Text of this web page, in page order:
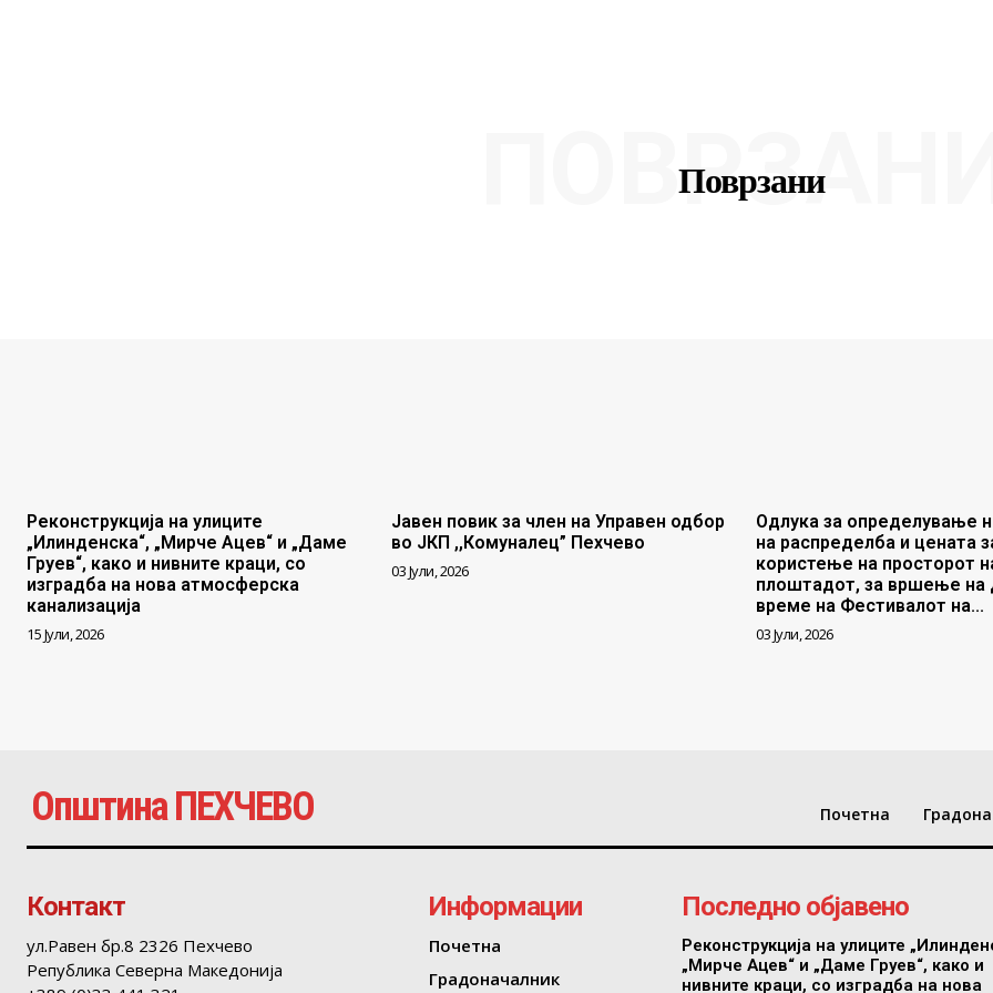
Поврзани
Реконструкција на улиците
„Илинденска“, „Мирче Ацев“ и „Даме
Груев“, како и нивните краци, со
изградба на нова атмосферска
канализација
15 Јули, 2026
Јавен повик за член на Управен одбор
во ЈКП ,,Комуналец” Пехчево
03 Јули, 2026
Одлука за определување
на распределба и цената
користење на просторот
плоштадот, за вршење на
време на Фестивалот на...
03 Јули, 2026
Општина ПЕХЧЕВО Почетна
Контакт
ул.Равен бр.8 2326 Пехчево
Република Северна Македонија
Информации
Почетна
Градоначалник
Последно објавено
Реконструкција на улиците
„Мирче Ацев“ и „Даме Груев“, како и
нивните краци, со изградба на нова